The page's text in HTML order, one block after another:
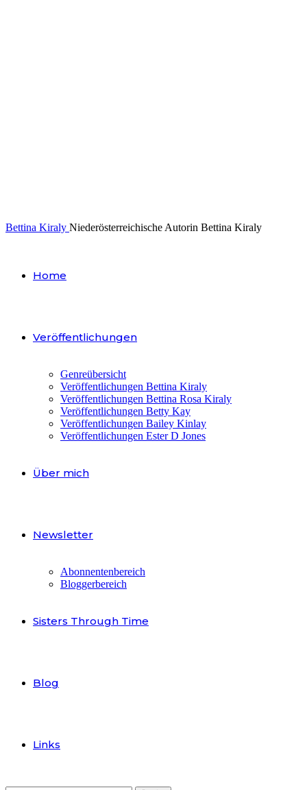
Bettina Kiraly Niederösterreichische Autorin Bettina Kiraly
Home
Veröffentlichungen
Genreübersicht
Veröffentlichungen Bettina Kiraly
Veröffentlichungen Bettina Rosa Kiraly
Veröffentlichungen Betty Kay
Veröffentlichungen Bailey Kinlay
Veröffentlichungen Ester D Jones
Über mich
Newsletter
Abonnentenbereich
Bloggerbereich
Sisters Through Time
Blog
Links